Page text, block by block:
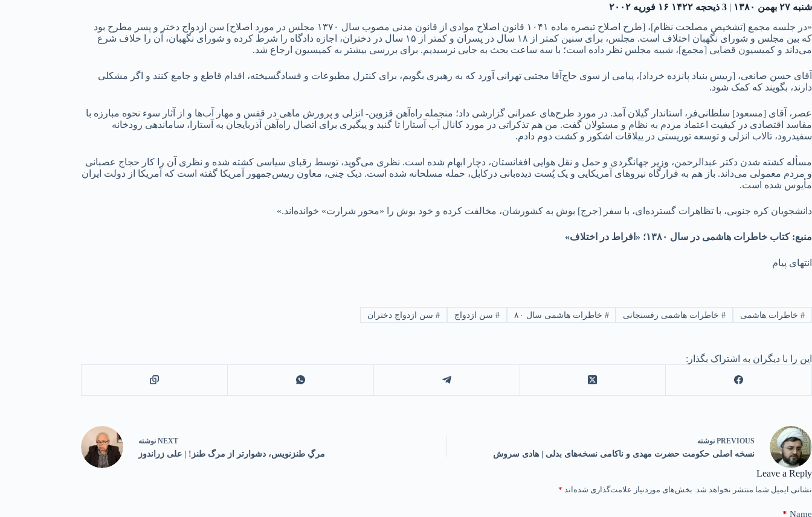
شنبه ۲۷ بهمن ۱۳۸۰ |
«در جلسه مجمع [تشخیص مصلحت نظام]، [طرح اصلاح تبصره ماده ۱۰۴۱ قانون اصلاح موادی از قانون مدنی مصوب سال ۱۳۷۰ مجلس در مورد اصلاح] سن ازدواج دختر و پسر مطرح بود
که بین مجلس و شورای نگهبان اختلاف است. مجلس، برای سنین کمتر از ۱۸ سال در پسران و کمتر از ۱۵ سال در دختران، اجازه دادگاه را شرط کرده و شورای نگهبان، آن را خلاف شرع
می‌داند و کمیسیون قضایی [مجمع]، شبیه مجلس نظر داده است؛ با سه ساعت بحث به جایی نرسیدیم. برای بررسی بیشتر به کمیسیون ارجاع شد.
آقای حسن صانعی، [رییس بنیاد پانزده خرداد]، پیامی از سوی حاج‌آقا مجتبی‌ تهرانی‌ آورد که به رهبری بگویم، برای کنترل مطبوعات و فسادگسیخته، اقدام قاطع و جامع کنند و اگر مشکلی
دارند، بگویند که کمک شود.
عصر، آقای [مسعود] سلطانی‌فر، استاندار گیلان آمد. در مورد طرح‌های عمرانی گزارشی داد؛ منجمله راه‌آهن قزوین- انزلی و پرورش ماهی در قفس و مهار آب‌ها و از آثار سوء نحوه مبارزه با
مفاسد اقتصادی در کیفیت اعتماد مردم به نظام و مسئولان گفت. من هم تذکراتی در مورد کانال آب‌ آستارا تا گنبد و پیگیری برای اتصال راه‌آهن آذربایجان به آستارا، ساماندهی رودخانه
سفیدرود، تالاب انزلی و توسعه توریستی در ییلاقات اشکور و کشت دوم دادم.
مسأله کشته شدن دکتر عبدالرحمن، وزیر جهانگردی و حمل و نقل هوایی افغانستان، دچار ابهام شده است. نظری می‌گوید، توسط رقبای سیاسی‌ کشته شده و نظری آن را کار حجاج عصبانی
و مردم معمولی می‌داند. باز هم به قرارگاه نیروهای آمریکایی و یک پُست دیده‌بانی درکابل، حمله مسلحانه شده است. دیک چنی، معاون رییس‌جمهور آمریکا گفته است که آمریکا از دولت ایران
مأیوس شده است.
دانشجویان کره جنوبی، با تظاهرات گسترده‌ای، با سفر [جرج] بوش به کشورشان، مخالفت کرده و خود بوش را «محور شرارت» خوانده‌اند.»
منبع: کتاب خاطرات هاشمی در سال ۱۳۸۰؛ «افراط در اختلاف»
انتهای پیام
#خاطرات هاشمی #خاطرات هاشمی رفسنجانی # خاطرات هاشمی سال ۸۰ # سن ازدواج # سن ازدواج دختران
این را با دیگران به اشتراک بگذار:
PREVIOUS نوشته
نسخه اصلی حکومت حضرت مهدی و ناکامی نسخه‌های بدلی | هادی سروش
NEXT نوشته
مرگِ طنزنویس، دشوارتر از مرگ طنز! | علی زراندوز
Leave a Reply
نشانی ایمیل شما منتشر نخواهد شد. بخش‌های موردنیاز علامت‌گذاری شده‌اند *
Name
*